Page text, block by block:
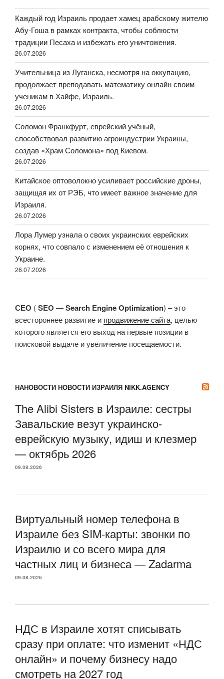
Каждый год Израиль продает хамец арабскому жителю
Абу-Гоша в рамках контракта, чтобы соблюсти
традиции Песаха и избежать его уничтожения.
26.07.2026
Учительница из Луганска, несмотря на оккупацию,
продолжает преподавать математику онлайн своим
ученикам в Хайфе, Израиль.
26.07.2026
Соломон Франкфурт, еврейский учёный,
способствовал развитию агроиндустрии Украины,
создав «Храм Соломона» под Киевом.
26.07.2026
Китайское оптоволокно усиливает российские дроны,
защищая их от РЭБ, что имеет важное значение для
Израиля.
26.07.2026
Лора Лумер узнала о своих украинских еврейских
корнях, что совпало с изменением её отношения к
Украине.
26.07.2026
СЕО (SEO —Search Engine Optimization) – это
всестороннее развитие и продвижение сайта, целью
которого является его выход на первые позиции в
поисковой выдаче и увеличение посещаемости.
НАНОВОСТИ НОВОСТИ ИЗРАИЛЯ NIKK.AGENCY
The Alibi Sisters в Израиле: сестры
Завальские везут украинско-
еврейскую музыку, идиш и клезмер
— октябрь 2026
09.08.2026
Виртуальный номер телефона в
Израиле без SIM-карты: звонки по
Израилю и со всего мира для
частных лиц и бизнеса — Zadarma
09.08.2026
НДС в Израиле хотят списывать
сразу при оплате: что изменит «НДС
онлайн» и почему бизнесу надо
смотреть на 2027 год